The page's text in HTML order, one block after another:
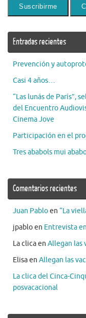
Entradas recientes
Prevención y
Casi 4 años…
“Las lunás de París”,
del Encuentro
Cinema Jove
Participación en el
Tres ababols mui
Comentarios recientes
Juan Pabloen “La
jpabloen Entrevista
La clicaen Allegan las
Elisaen Allegan las
La clica del Cinca-
posvacacional